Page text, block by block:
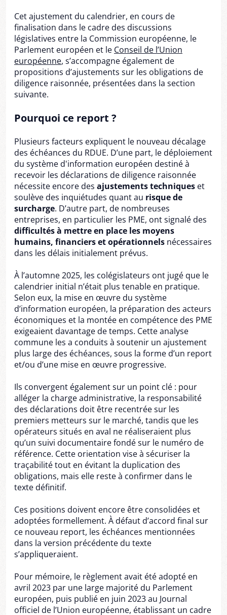
Cet ajustement du calendrier, en cours de
finalisation dans le cadre des discussions
législatives entre la Commission européenne, le
Parlement européen et le Conseil de l’Union
européenne, s’accompagne également de
propositions d’ajustements sur les obligations de
diligence raisonnée, présentées dans la section
suivante.
Pourquoi ce report ?
Plusieurs facteurs expliquent le nouveau décalage
des échéances du RDUE. D’une part, le déploiement
du système d'information européen destiné à
recevoir les déclarations de diligence raisonnée
nécessite encore des ajustements techniques et
soulève des inquiétudes quant au risque de
surcharge. D’autre part, de nombreuses
entreprises, en particulier les PME, ont signalé des
difficultés à mettre en place les moyens
humains, financiers et opérationnels nécessaires
dans les délais initialement prévus.
À l’automne 2025, les colégislateurs ont jugé que le
calendrier initial n’était plus tenable en pratique.
Selon eux, la mise en œuvre du système
d’information européen, la préparation des acteurs
économiques et la montée en compétence des PME
exigeaient davantage de temps. Cette analyse
commune les a conduits à soutenir un ajustement
plus large des échéances, sous la forme d’un report
et/ou d’une mise en œuvre progressive.
Ils convergent également sur un point clé : pour
alléger la charge administrative, la responsabilité
des déclarations doit être recentrée sur les
premiers metteurs sur le marché, tandis que les
opérateurs situés en aval ne réaliseraient plus
qu’un suivi documentaire fondé sur le numéro de
référence. Cette orientation vise à sécuriser la
traçabilité tout en évitant la duplication des
obligations, mais elle reste à confirmer dans le
texte définitif.
Ces positions doivent encore être consolidées et
adoptées formellement. À défaut d’accord final sur
ce nouveau report, les échéances mentionnées
dans la version précédente du texte
s’appliqueraient.
Pour mémoire, le règlement avait été adopté en
avril 2023 par une large majorité du Parlement
européen, puis publié en juin 2023 au Journal
officiel de l’Union européenne, établissant un cadre